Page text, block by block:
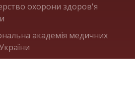
охорони здоров'я
академія медичних